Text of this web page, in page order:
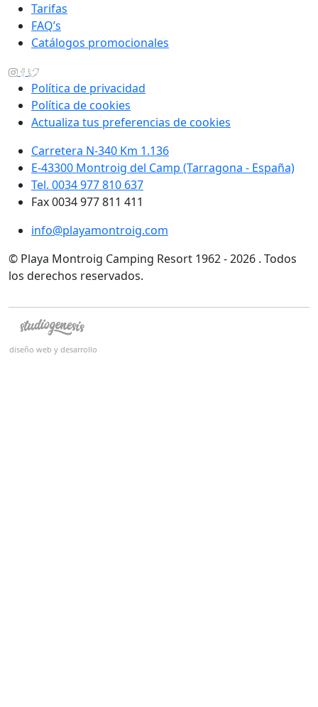
Tarifas
FAQ’s
Catálogos promocionales
Política de privacidad
Política de cookies
Actualiza tus preferencias de cookies
Carretera N-340 Km 1.136
E-43300 Montroig del Camp (Tarragona - España)
Tel. 0034 977 810 637
Fax 0034 977 811 411
info@playamontroig.com
© Playa Montroig Camping Resort 1962 - 2026 . Todos
los derechos reservados.